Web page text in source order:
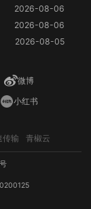
2026-08-06
2026-08-06
2026-08-05
微博
小红书
传输 青椒云